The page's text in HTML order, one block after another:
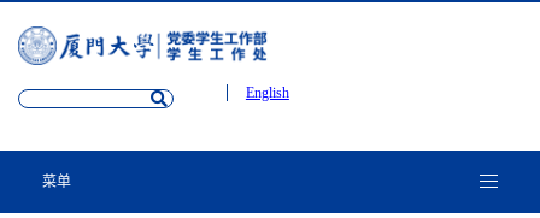
English
菜单